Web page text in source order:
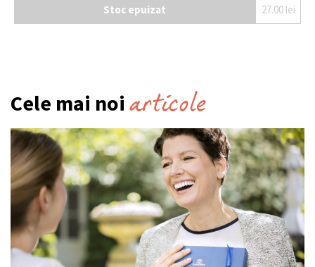
Stoc epuizat 27.00 lei
Cele mai noi articole